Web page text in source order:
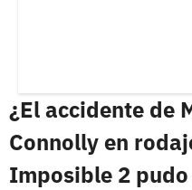
¿El accidente de
Connolly en
Imposible 2